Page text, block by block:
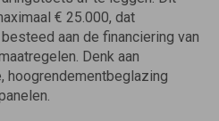
€ 25.000, dat
aan de financiering van
Denk aan